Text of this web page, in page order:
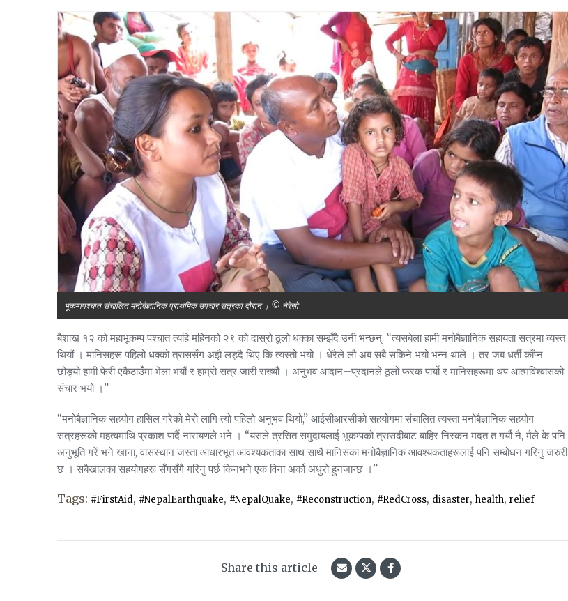
भूकम्पपश्चात संचालित मनोबैज्ञानिक प्राथमिक उपचार सत्रका दौरान । © नेरेसो
बैशाख १२ को महाभूकम्प पश्चात त्यहि महिनको २९ को दास्रो ठूलो धक्का सम्झँदै उनी भन्छन्, “त्यसबेला हामी मनोबैज्ञानिक सहायता सत्रमा व्यस्त
थियौं । मानिसहरू पहिलो धक्को त्राससँग अझै लड्दै थिए कि त्यस्तो भयो । धेरैले लौ अब सबै सकिने भयो भन्न थाले । तर जब धर्ती काँप्न
छोड्यो हामी फेरी एकैठाउँमा भेला भयौं र हाम्रो सत्र जारी राख्यौं । अनुभव आदान–प्रदानले ठूलो फरक पार्यो र मानिसहरूमा थप आत्मविश्वासको
संचार भयो ।”
“मनोबैज्ञानिक सहयोग हासिल गरेको मेरो लागि त्यो पहिलो अनुभव थियो,” आईसीआरसीको सहयोगमा संचालित त्यस्ता मनोबैज्ञानिक सहयोग
सत्रहरूको महत्वमाथि प्रकाश पार्दै नारायणले भने । “यसले त्रसित समुदायलाई भूकम्पको त्रासदीबाट बाहिर निस्कन मदत त गर्यौ नै, मैले के पनि
अनुभूति गरें भने खाना, वासस्थान जस्ता आधारभूत आवश्यकताका साथ साथै मानिसका मनोबैज्ञानिक आवश्यकताहरूलाई पनि सम्बोधन गरिनु जरुरी
छ । सबैखालका सहयोगहरू सँगसँगै गरिनु पर्छ किनभने एक विना अर्को अधुरो हुनजान्छ ।”
Tags: #FirstAid, #NepalEarthquake, #NepalQuake, #Reconstruction, #RedCross, disaster, health, relief
Share this article